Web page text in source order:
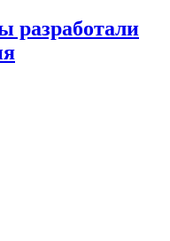
разработали